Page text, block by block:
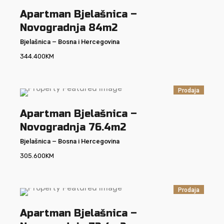
Apartman Bjelašnica –
Novogradnja 84m2
Bjelašnica – Bosna i Hercegovina
344.400KM
Prodaja
Apartman Bjelašnica –
Novogradnja 76.4m2
Bjelašnica – Bosna i Hercegovina
305.600KM
Prodaja
Apartman Bjelašnica –